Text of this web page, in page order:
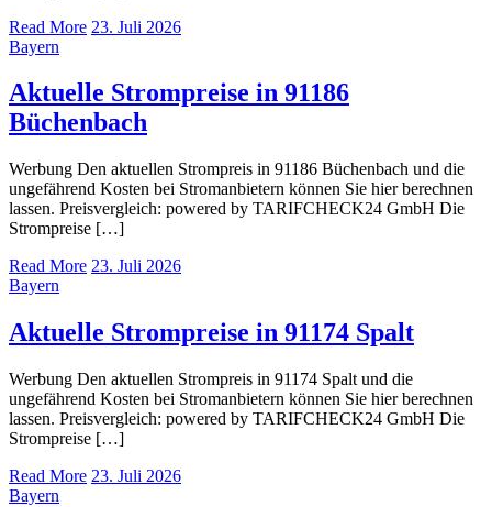
Read More 23. Juli 2026
Bayern
Aktuelle Strompreise in 91186
Büchenbach
Werbung Den aktuellen Strompreis in 91186 Büchenbach und die
ungefährend Kosten bei Stromanbietern können Sie hier berechnen
lassen. Preisvergleich: powered by TARIFCHECK24 GmbH Die
Strompreise […]
Read More 23. Juli 2026
Bayern
Aktuelle Strompreise in 91174 Spalt
Werbung Den aktuellen Strompreis in 91174 Spalt und die
ungefährend Kosten bei Stromanbietern können Sie hier berechnen
lassen. Preisvergleich: powered by TARIFCHECK24 GmbH Die
Strompreise […]
Read More 23. Juli 2026
Bayern